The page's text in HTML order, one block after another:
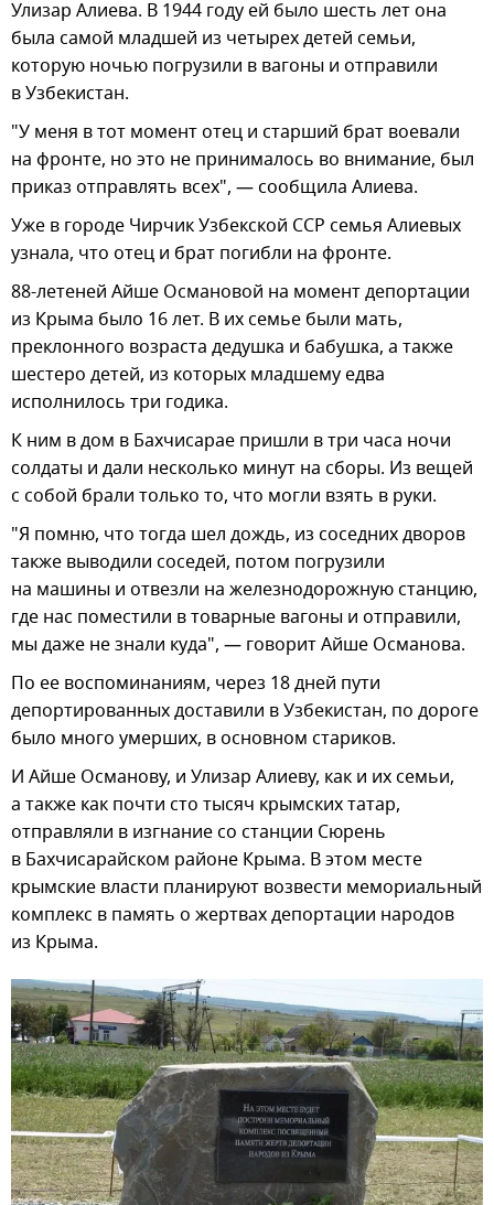
Улизар Алиева. В 1944 году ей было шесть лет она
была самой младшей из четырех детей семьи,
которую ночью погрузили в вагоны и отправили
в Узбекистан.
"У меня в тот момент отец и старший брат воевали
на фронте, но это не принималось во внимание, был
приказ отправлять всех", — сообщила Алиева.
Уже в городе Чирчик Узбекской ССР семья Алиевых
узнала, что отец и брат погибли на фронте.
88-летеней Айше Османовой на момент депортации
из Крыма было 16 лет. В их семье были мать,
преклонного возраста дедушка и бабушка, а также
шестеро детей, из которых младшему едва
исполнилось три годика.
К ним в дом в Бахчисарае пришли в три часа ночи
солдаты и дали несколько минут на сборы. Из вещей
с собой брали только то, что могли взять в руки.
"Я помню, что тогда шел дождь, из соседних дворов
также выводили соседей, потом погрузили
на машины и отвезли на железнодорожную станцию,
где нас поместили в товарные вагоны и отправили,
мы даже не знали куда", — говорит Айше Османова.
По ее воспоминаниям, через 18 дней пути
депортированных доставили в Узбекистан, по дороге
было много умерших, в основном стариков.
И Айше Османову, и Улизар Алиеву, как и их семьи,
а также как почти сто тысяч крымских татар,
отправляли в изгнание со станции Сюрень
в Бахчисарайском районе Крыма. В этом месте
крымские власти планируют возвести мемориальный
комплекс в память о жертвах депортации народов
из Крыма.